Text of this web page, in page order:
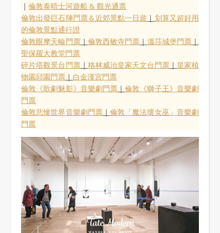
｜ 倫敦泰晤士河遊船 & 觀光通票
倫敦出發巨石陣門票＆近郊景點一日遊 ｜ 划算又超好用
的倫敦景點通行證
倫敦眼摩天輪門票｜ 倫敦西敏寺門票 ｜ 溫莎城堡門票 ｜
聖保羅大教堂門票
碎片塔觀景台門票｜ 格林威治皇家天文台門票｜ 皇家植
物園邱園門票 ｜ 白金漢宮門票
倫敦《歌劇魅影》音樂劇門票 ｜倫敦《獅子王》音樂劇
門票
倫敦悲慘世界音樂劇門票｜倫敦「魔法壞女巫」音樂劇
門票